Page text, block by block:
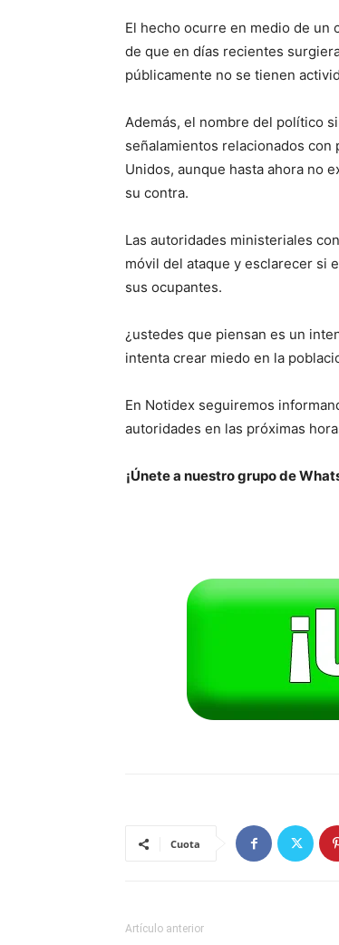
El hecho ocurre en medio de un
de que en días recientes
públicamente no se tienen
Además, el nombre del político
señalamientos relacionados
Unidos, aunque hasta ahora no
su contra.
Las autoridades ministeriales
móvil del ataque y esclarecer si
sus ocupantes.
¿ustedes que piensan es un
intenta crear miedo en la
En Notidex seguiremos
autoridades en las próximas
¡Únete a nuestro grupo de
Cuota
Artículo anterior